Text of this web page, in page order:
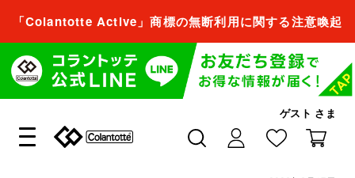
「Colantotte Active」商標の無断利用に関する注意喚起
ゲスト さま
会員登録すれば、
商品をお気に入り登録できるようになります。
会員登録／ログイン